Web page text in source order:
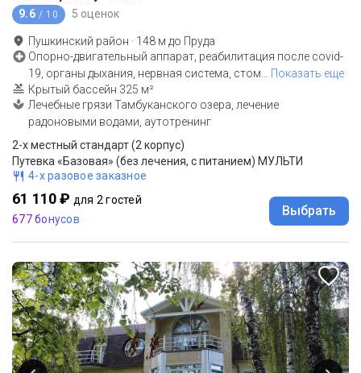
9.6 / 10 5 оценок
Пушкинский район · 148 м до Пруда
Опорно-двигательный аппарат, реабилитация после covid-
19, органы дыхания, нервная система, стом
Показать еще
Крытый бассейн 325 м²
Лечебные грязи Тамбуканского озера, лечение
радоновыми водами, аутотренинг
2-x местный стандарт (2 корпус)
Путевка «Базовая» (без лечения, с питанием) МУЛЬТИ
4-х разовое заказное
61 110 ₽ для 2 гостей
677 бонусов
Выбрать